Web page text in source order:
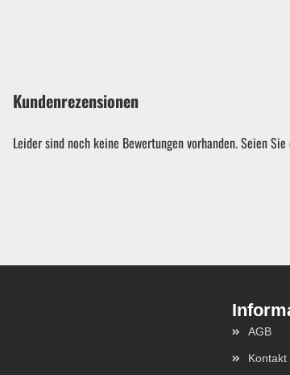
Kundenrezensionen
Leider sind noch keine Bewertungen vorhanden. Seien
AGB
Kontakt